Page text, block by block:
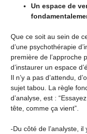
Un espace de
Que ce soit au sein de
d’une psychothérapie
première de l’approche
d’instaurer un espace
Il n’y a pas d’attendu,
sujet tabou. La règle
d’analyse, est :
tête, comme ça vient”.
-Du côté de l’analyste, il